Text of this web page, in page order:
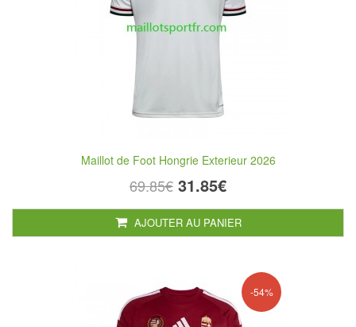
Maillot de Foot Hongrie Exterieur 2026
69.85€ 31.85€
AJOUTER AU PANIER
-54%